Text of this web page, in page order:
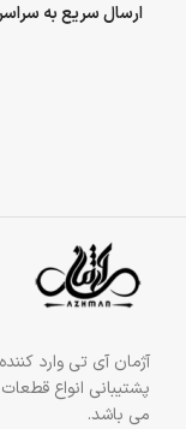
ارسال سریع به
آژمان آی تی وارد
پشتیبانی انواع
می باشد.